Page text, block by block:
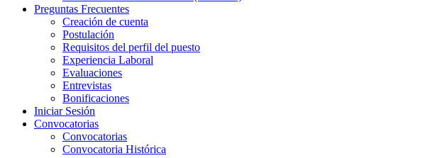
Preguntas Frecuentes
Creación de cuenta
Postulación
Requisitos del perfil del puesto
Experiencia Laboral
Evaluaciones
Entrevistas
Bonificaciones
Iniciar Sesión
Convocatorias
Convocatorias
Convocatoria Histórica